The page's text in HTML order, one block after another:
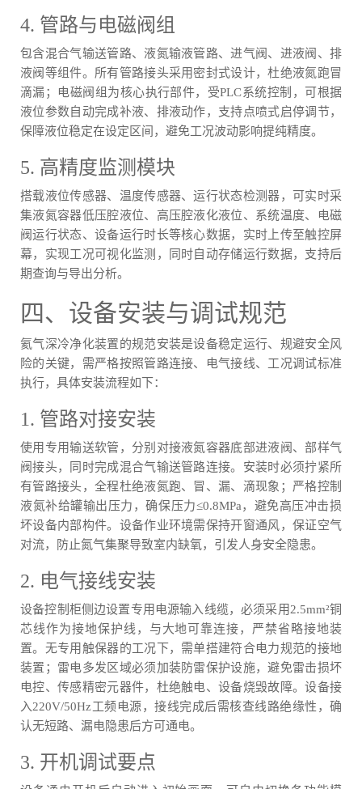
4. 管路与电磁阀组
包含混合气输送管路、液氮输液管路、进气阀、进液阀、排
液阀等组件。所有管路接头采用密封式设计，杜绝液氮跑冒
滴漏；电磁阀组为核心执行部件，受PLC系统控制，可根据
液位参数自动完成补液、排液动作，支持点喷式启停调节，
保障液位稳定在设定区间，避免工况波动影响提纯精度。
5. 高精度监测模块
搭载液位传感器、温度传感器、运行状态检测器，可实时采
集液氮容器低压腔液位、高压腔液化液位、系统温度、电磁
阀运行状态、设备运行时长等核心数据，实时上传至触控屏
幕，实现工况可视化监测，同时自动存储运行数据，支持后
期查询与导出分析。
四、设备安装与调试规范
氦气深冷净化装置的规范安装是设备稳定运行、规避安全风
险的关键，需严格按照管路连接、电气接线、工况调试标准
执行，具体安装流程如下：
1. 管路对接安装
使用专用输送软管，分别对接液氮容器底部进液阀、部样气
阀接头，同时完成混合气输送管路连接。安装时必须拧紧所
有管路接头，全程杜绝液氮跑、冒、漏、滴现象；严格控制
液氮补给罐输出压力，确保压力≤0.8MPa，避免高压冲击损
坏设备内部构件。设备作业环境需保持开窗通风，保证空气
对流，防止氮气集聚导致室内缺氧，引发人身安全隐患。
2. 电气接线安装
设备控制柜侧边设置专用电源输入线缆，必须采用2.5mm²铜
芯线作为接地保护线，与大地可靠连接，严禁省略接地装
置。无专用触保器的工况下，需单搭建符合电力规范的接地
装置；雷电多发区域必须加装防雷保护设施，避免雷击损坏
电控、传感精密元器件，杜绝触电、设备烧毁故障。设备接
入220V/50Hz工频电源，接线完成后需核查线路绝缘性，确
认无短路、漏电隐患后方可通电。
3. 开机调试要点